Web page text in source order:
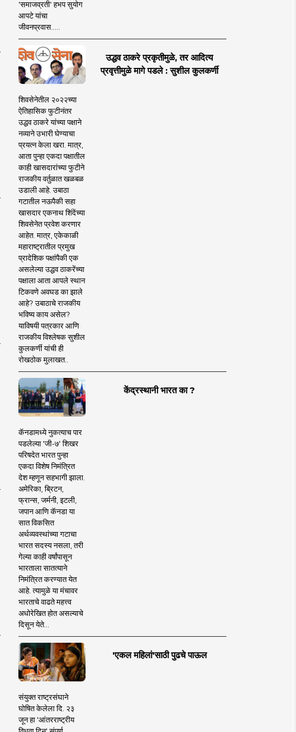
'समाजव्रती' हभप सुयोग
आपटे यांचा
जीवनप्रवास.....
उद्धव ठाकरे प्रकृतीमुळे, तर आदित्य
प्रवृत्तीमुळे मागे पडले : सुशील कुलकर्णी
शिवसेनेतील २०२२च्या
ऐतिहासिक फुटीनंतर
उद्धव ठाकरे यांच्या पक्षाने
नव्याने उभारी घेण्याचा
प्रयत्न केला खरा. मात्र,
आता पुन्हा एकदा पक्षातील
काही खासदारांच्या फुटीने
राजकीय वर्तुळात खळबळ
उडाली आहे. उबाठा
गटातील नऊपैकी सहा
खासदार एकनाथ शिंदेंच्या
शिवसेनेत प्रवेश करणार
आहेत. मात्र, एकेकाळी
महाराष्ट्रातील प्रमुख
प्रादेशिक पक्षांपैकी एक
असलेल्या उद्धव ठाकरेंच्या
पक्षाला आता आपले स्थान
टिकवणे अवघड का झाले
आहे? उबाठाचे राजकीय
भविष्य काय असेल?
याविषयी पत्रकार आणि
राजकीय विश्लेषक सुशील
कुलकर्णी यांची ही
रोखठोक मुलाखत..
केंद्रस्थानी भारत का ?
कॅनडामध्ये नुकत्याच पार
पडलेल्या 'जी-७' शिखर
परिषदेत भारत पुन्हा
एकदा विशेष निमंत्रित
देश म्हणून सहभागी झाला.
अमेरिका, ब्रिटन,
फ्रान्स, जर्मनी, इटली,
जपान आणि कॅनडा या
सात विकसित
अर्थव्यवस्थांच्या गटाचा
भारत सदस्य नसला, तरी
गेल्या काही वर्षांपासून
भारताला सातत्याने
निमंत्रित करण्यात येत
आहे. त्यामुळे या मंचावर
भारताचे वाढते महत्त्व
अधोरेखित होत असल्याचे
दिसून येते...
'एकल महिलां'साठी पुढचे पाऊल
संयुक्त राष्ट्रसंघाने
घोषित केलेला दि. २३
जून हा 'आंतरराष्ट्रीय